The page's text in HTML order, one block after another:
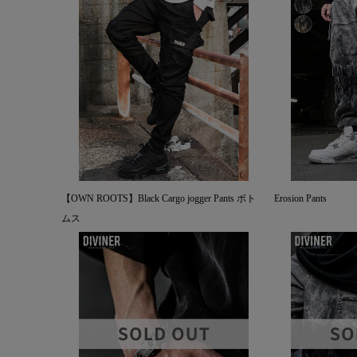
【OWN ROOTS】Black Cargo jogger Pants ボト
ムス
Erosion Pants